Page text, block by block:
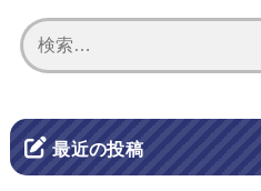
最近の投稿